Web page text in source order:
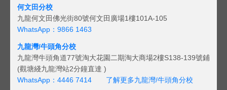
何文田分校
九龍何文田佛光街80號何文田廣場1樓101A-105
WhatsApp：9866 1463
九龍灣/牛頭角分校
九龍灣牛頭角道77號淘大花園二期淘大商場2樓S138-139號鋪
(觀塘綫九龍灣站2分鐘直達 )
WhatsApp：4446 7414
了解更多九龍灣/牛頭角分校